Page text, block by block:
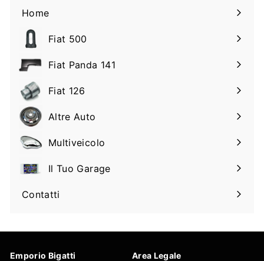
Home
Fiat 500
Espandi
il
sottomenu
Fiat Panda 141
Espandi
il
sottomenu
Fiat 126
Espandi
il
sottomenu
Altre Auto
Espandi
il
sottomenu
Multiveicolo
Espandi
il
sottomenu
Il Tuo Garage
Espandi
il
Contatti
Emporio Bigatti Area Legale